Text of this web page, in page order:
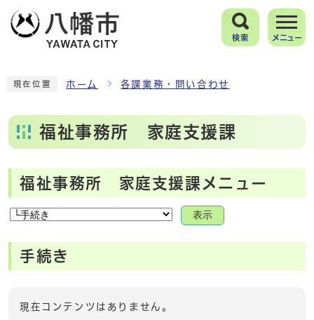
検索 メニュー
現在位置 ホーム 各課業務・問い合わせ
福祉事務所 家庭支援課
福祉事務所 家庭支援課メニュー
表示
手続き
現在コンテンツはありません。